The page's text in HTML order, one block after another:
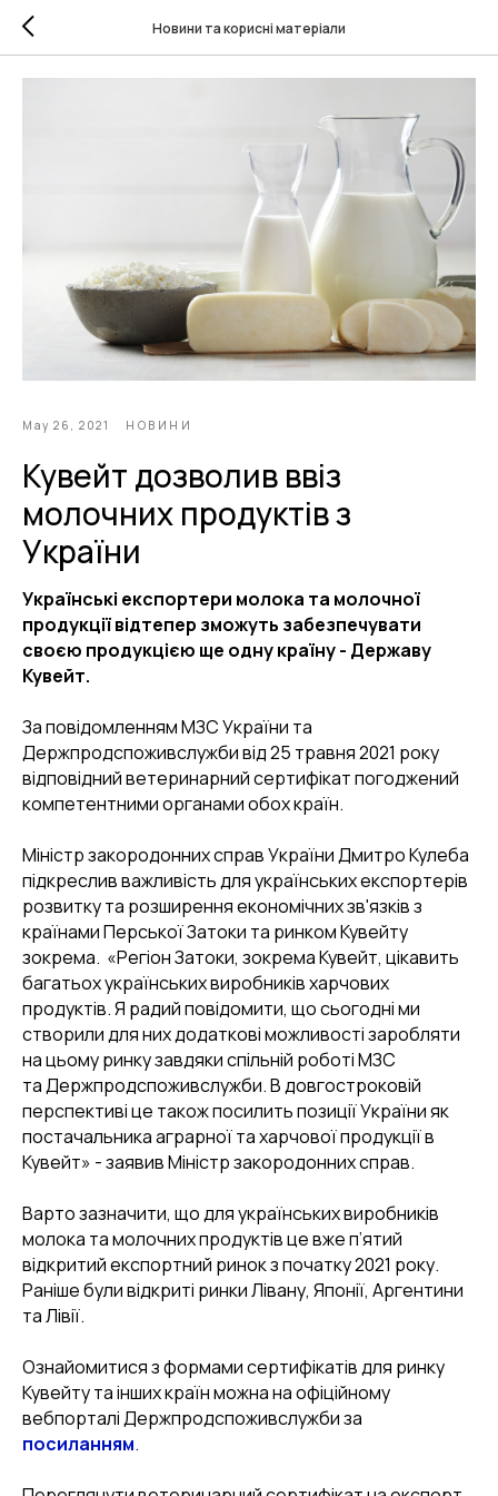
Новини та корисні матеріали
May 26, 2021 НОВИНИ
Кувейт дозволив ввіз
молочних продуктів з
України
Українські експортери молока та молочної
продукції відтепер зможуть забезпечувати
своєю продукцією ще одну країну - Державу
Кувейт.
За повідомленням МЗС України та
Держпродспоживслужби від 25 травня 2021 року
відповідний ветеринарний сертифікат погоджений
компетентними органами обох країн.
Міністр закородонних справ України Дмитро Кулеба
підкреслив важливість для українських експортерів
розвитку та розширення економічних зв'язків з
країнами Перської Затоки та ринком Кувейту
зокрема. «Регіон Затоки, зокрема Кувейт, цікавить
багатьох українських виробників харчових
продуктів. Я радий повідомити, що сьогодні ми
створили для них додаткові можливості заробляти
на цьому ринку завдяки спільній роботі МЗС
та Держпродспоживслужби. В довгостроковій
перспективі це також посилить позиції України як
постачальника аграрної та харчової продукції в
Кувейт» - заявив Міністр закородонних справ.
Варто зазначити, що для українських виробників
молока та молочних продуктів це вже п’ятий
відкритий експортний ринок з початку 2021 року.
Раніше були відкриті ринки Лівану, Японії, Аргентини
та Лівії.
Ознайомитися з формами сертифікатів для ринку
Кувейту та інших країн можна на офіційному
вебпорталі Держпродспоживслужби за
посиланням.